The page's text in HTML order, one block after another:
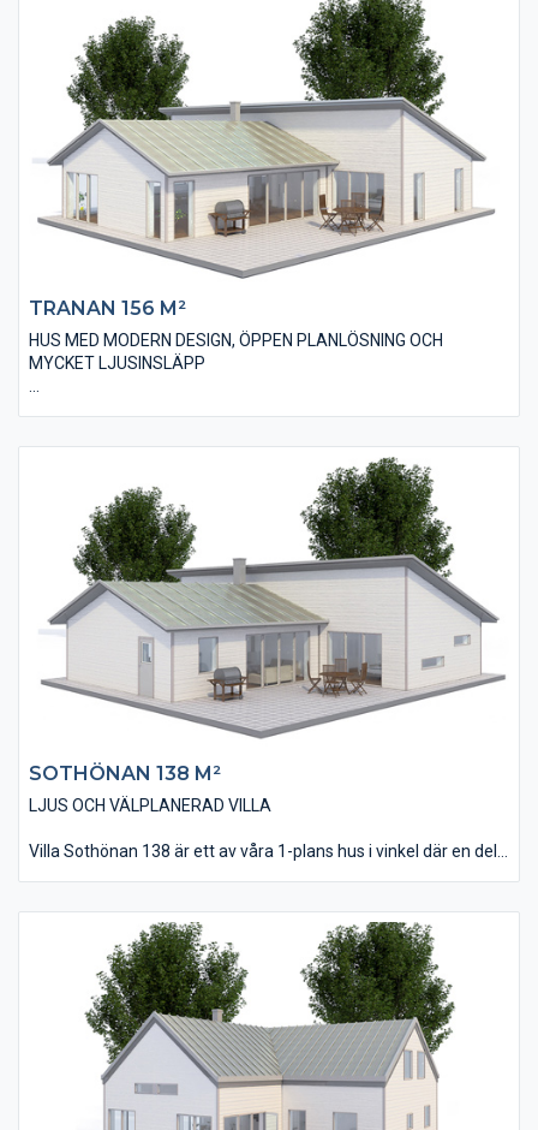
Den smarta planlösningen gör att huset rymmer allt man kan
önska sig. Vardagsrummet har en öppen anslutning till kök och
matplats med tre stora glasdörrar som leder ut till altanen. Välj
att öppna upp innertaket till nock i vardagsrummet (ryggåstak)
för att få ännu mer känsla av rymd i rummet. Huset har tre väl
tilltagna sovrum, ett badrum och en separat toalett.
TRANAN 156 M²
HUS MED MODERN DESIGN, ÖPPEN PLANLÖSNING OCH
MYCKET LJUSINSLÄPP
med en liggande, slätspontad träpanel och ett pulpettak som
bidrar till den populära designen. Invändigt har huset en öppen
planlösning med många stora och ljusinsläppande
fönsterpartier som skapar ett härligt samspel med altan och
trädgård. Huset innehåller också två stycken badrum. Ena
badrummet har såväl hörnbadkar som duschhörna. Huset har
även ett väldigt smart allrum som till exempel kan användas till
spel, tv och musik.
SOTHÖNAN 138 M²
LJUS OCH VÄLPLANERAD VILLA
Villa Sothönan 138 är ett av våra 1-plans hus i vinkel där en del
belagt med takpannor. Invändigt innehåller huset 4 st Sovrum, 2
st Badrum och i övrigt en öppen planlösning med stora
fönsterpartier som ger huset en extra rymlig känsla.
Observera det, idag nästa obligatoriska, Allrummet som ofta
används för Tv/spel & musik. Utanför Vardagsrummet kan
man med fördel anlägga en skyddande uteplats.